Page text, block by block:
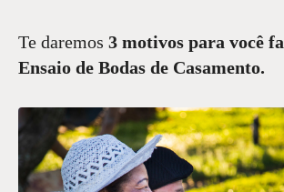
Te daremos 3 motivos para você
Ensaio de Bodas de Casamento.